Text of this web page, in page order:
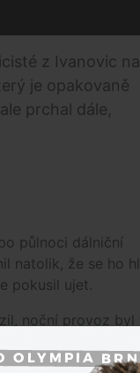
z Ivanovic na
je opakovaně
prchal dále,
půlnoci dálniční
natolik, že se ho
pokusil ujet.
noční provoz byl
se snažil
se pokusil policejní